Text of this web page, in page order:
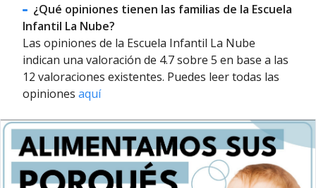
¿Qué opiniones tienen las familias de la Escuela
Infantil La Nube?
Las opiniones de la Escuela Infantil La Nube
indican una valoración de 4.7 sobre 5 en base a las
12 valoraciones existentes. Puedes leer todas las
opiniones aquí